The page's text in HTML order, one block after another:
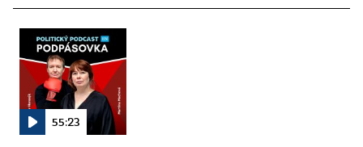
55:23